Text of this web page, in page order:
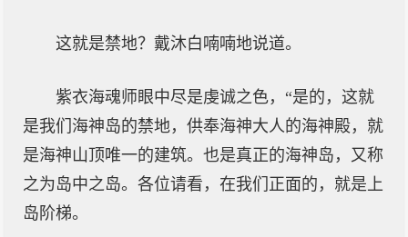
这就是禁地？戴沐白喃喃地说道。
紫衣海魂师眼中尽是虔诚之色，“是的，这就
是我们海神岛的禁地，供奉海神大人的海神殿，就
是海神山顶唯一的建筑。也是真正的海神岛，又称
之为岛中之岛。各位请看，在我们正面的，就是上
岛阶梯。